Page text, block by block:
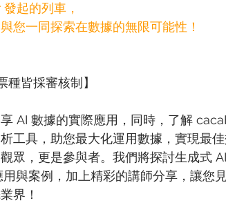
起的列車，
您一同探索在數據的無限可能性！
種皆採審核制】
AI 數據的實際應用，同時，了解
工具，助您最大化運用數據，實現最佳
眾，更是參與者。我們將探討生成式 AI
與案例，加上精彩的講師分享，讓您
界！